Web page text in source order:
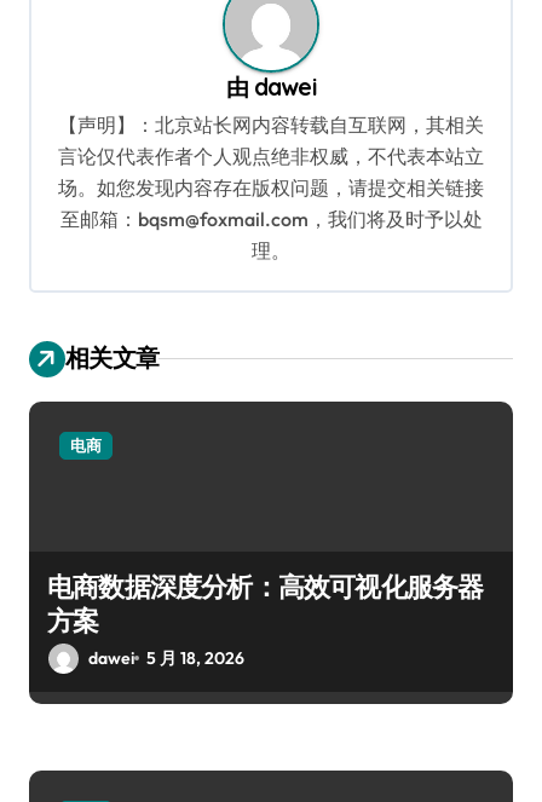
由 dawei
【声明】：北京站长网内容转载自互联网，其相关
言论仅代表作者个人观点绝非权威，不代表本站立
场。如您发现内容存在版权问题，请提交相关链接
至邮箱：bqsm@foxmail.com，我们将及时予以处
理。
相关文章
电商
电商数据深度分析：高效可视化服务器
方案
dawei 5 月 18, 2026